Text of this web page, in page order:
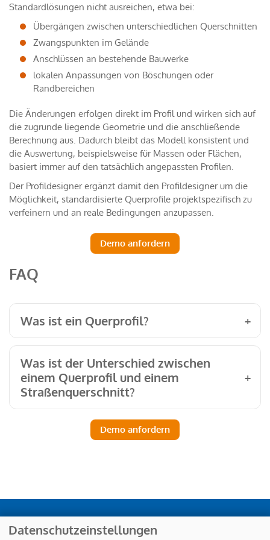
Standardlösungen nicht ausreichen, etwa bei:
Übergängen zwischen unterschiedlichen Querschnitten
Zwangspunkten im Gelände
Anschlüssen an bestehende Bauwerke
lokalen Anpassungen von Böschungen oder
Randbereichen
Die Änderungen erfolgen direkt im Profil und wirken sich auf
die zugrunde liegende Geometrie und die anschließende
Berechnung aus. Dadurch bleibt das Modell konsistent und
die Auswertung, beispielsweise für Massen oder Flächen,
basiert immer auf den tatsächlich angepassten Profilen.
Der Profildesigner ergänzt damit den Profildesigner um die
Möglichkeit, standardisierte Querprofile projektspezifisch zu
verfeinern und an reale Bedingungen anzupassen.
Demo anfordern
FAQ
Was ist ein Querprofil?
Was ist der Unterschied zwischen
einem Querprofil und einem
Straßenquerschnitt?
Demo anfordern
Datenschutzeinstellungen